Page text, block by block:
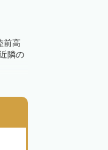
前高
隣の
す。